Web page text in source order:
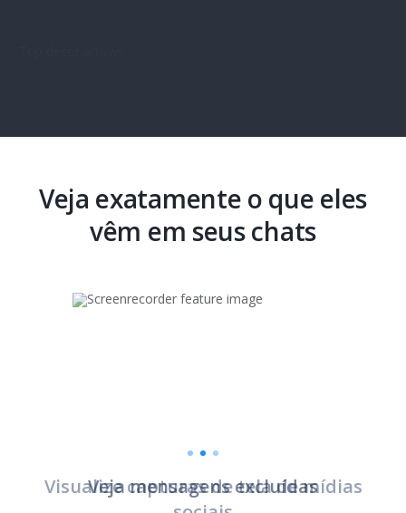
Veja exatamente o que eles
vêm em seus chats
Veja mensagens excluídas